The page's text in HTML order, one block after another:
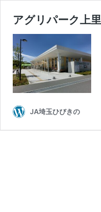
アグリパーク上里
JA埼玉ひびきの